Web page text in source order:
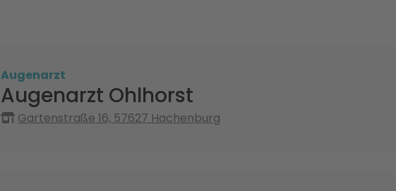
Augenarzt
Augenarzt Ohlhorst
Gartenstraße 16, 57627 Hachenburg